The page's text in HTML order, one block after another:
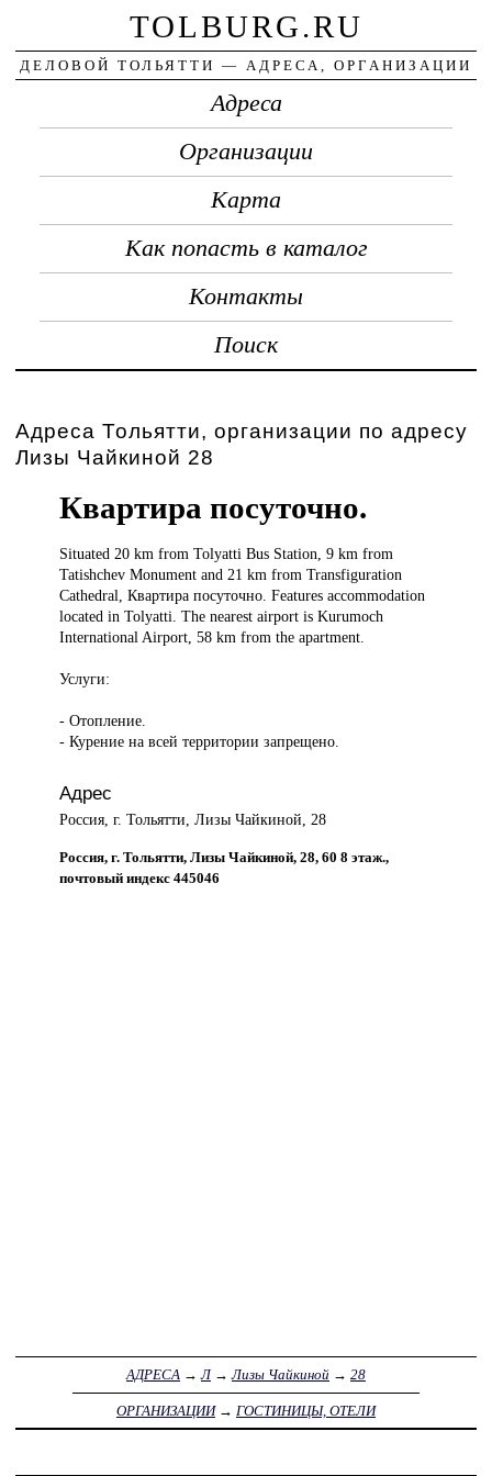
TOLBURG.RU
ДЕЛОВОЙ ТОЛЬЯТТИ — АДРЕСА, ОРГАНИЗАЦИИ
Адреса
Организации
Карта
Как попасть в каталог
Контакты
Поиск
Адреса Тольятти, организации по адресу
Лизы Чайкиной 28
Квартира посуточно.
Situated 20km from Tolyatti Bus Station, 9 km from
Tatishchev Monument and 21 km from Transfiguration
Cathedral, Квартира посуточно. Features accommodation
located in Tolyatti. The nearest airport is Kurumoch
International Airport, 58 km from the apartment.
Услуги:
- Отопление.
- Курение на всей территории запрещено.
Адрес
Россия, г. Тольятти, Лизы Чайкиной, 28
Россия, г. Тольятти, Лизы Чайкиной, 28, 60 8 этаж.,
почтовый индекс 445046
АДРЕСА →Л→Лизы Чайкиной → 28
ОРГАНИЗАЦИИ→ ГОСТИНИЦЫ, ОТЕЛИ